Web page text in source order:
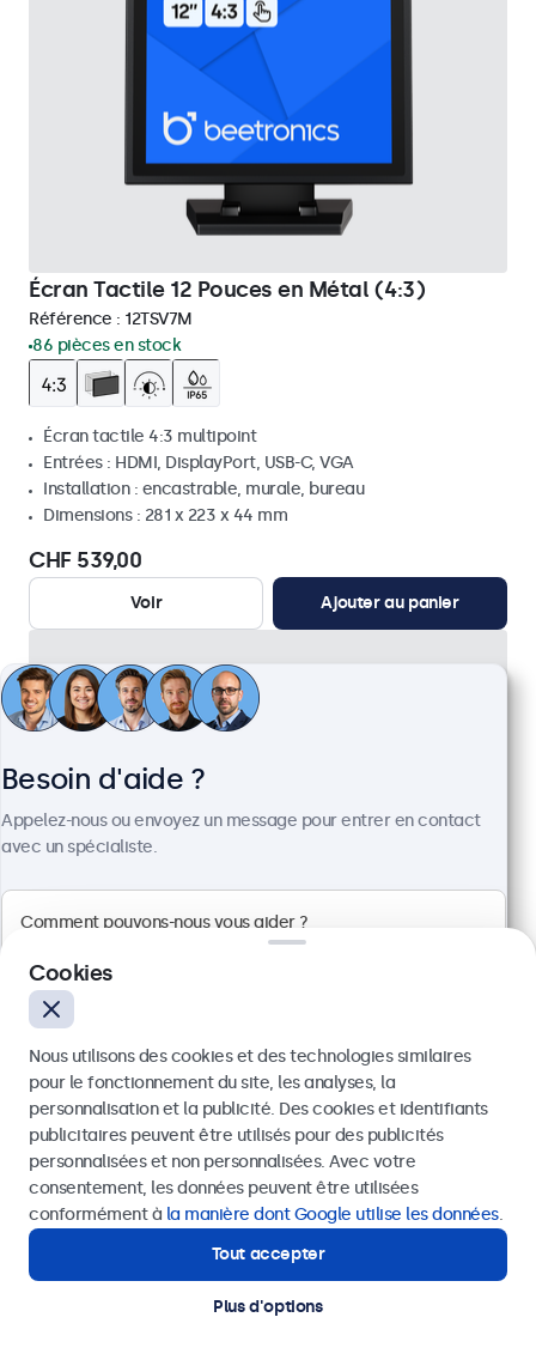
Écran Tactile 12 Pouces en Métal (4:3)
Référence : 12TSV7M
86 pièces en stock
Écran tactile 4:3 multipoint
Entrées : HDMI, DisplayPort, USB-C, VGA
Installation : encastrable, murale, bureau
Dimensions : 281 x 223 x 44 mm
CHF 539,00
Voir Ajouter au panier
Écran Tactile 12 Pouces en Métal
Référence :
Expédition prévue sous 10 à 12 jours
Écran tactile Full HD multipoint
Entrées : HDMI, DisplayPort, USB-C, VGA
Installation : encastrable, murale, bureau
Dimensions : 297 x 185 x 40 mm
CHF 499,00
Ajouter au panier
Besoin d'aide ?
Appelez-nous ou envoyez un message pour entrer en contact
avec un spécialiste.
Envoyer
Ou appelez-nous au+41 43 50 80 772
Contactez nos spécialistes.
Cookies
Nous utilisons des cookies et des technologies similaires
pour le fonctionnement du site, les analyses, la
personnalisation et la publicité. Des cookies et identifiants
publicitaires peuvent être utilisés pour des publicités
personnalisées et non personnalisées. Avec votre
consentement, les données peuvent être utilisées
conformément à la manière dont Google utilise les données.
Tout accepter
Plus d'options